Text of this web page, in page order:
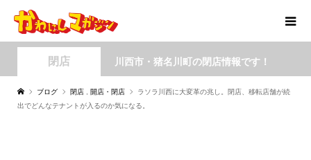
閉店 川西市・猪名川町の閉店情報です！
ブログ 閉店 開店・閉店
ラソラ川西に大変革の兆し。閉店、移転店舗が続
出でどんなテナントが入るのか気になる。